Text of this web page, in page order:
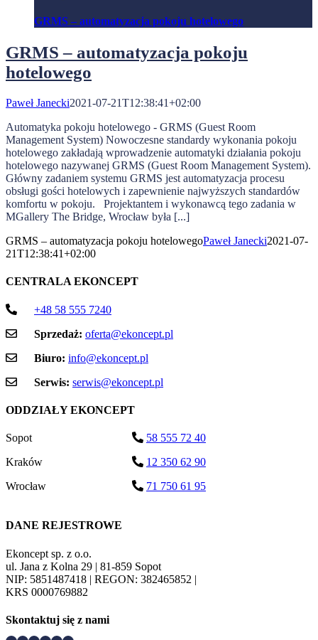
GRMS – automatyzacja pokoju hotelowego
GRMS – automatyzacja pokoju
hotelowego
Paweł Janecki2021-07-21T12:38:41+02:00
Automatyka pokoju hotelowego - GRMS (Guest Room
Management System) Nowoczesne standardy wykonania pokoju
hotelowego zakładają wprowadzenie automatyki działania pokoju
hotelowego nazywanej GRMS (Guest Room Management System).
Główny zadaniem systemu GRMS jest automatyzacja procesu
obsługi gości hotelowych i zapewnienie najwyższych standardów
komfortu w pokoju. Projektantem i wykonawcą tego zadania w
MGallery The Bridge, Wrocław była [...]
GRMS – automatyzacja pokoju hotelowegoPaweł Janecki2021-07-
21T12:38:41+02:00
CENTRALA EKONCEPT
+48 58 555 7240
Sprzedaż: oferta@ekoncept.pl
Biuro: info@ekoncept.pl
Serwis: serwis@ekoncept.pl
ODDZIAŁY EKONCEPT
Sopot
58 555 72 40
Kraków
12 350 62 90
Wrocław
71 750 61 95
DANE REJESTROWE
Ekoncept sp. z o.o.
ul. Jana z Kolna 29 | 81-859 Sopot
NIP: 5851487418 | REGON: 382465852 |
KRS 0000769882
Skontaktuj się z nami